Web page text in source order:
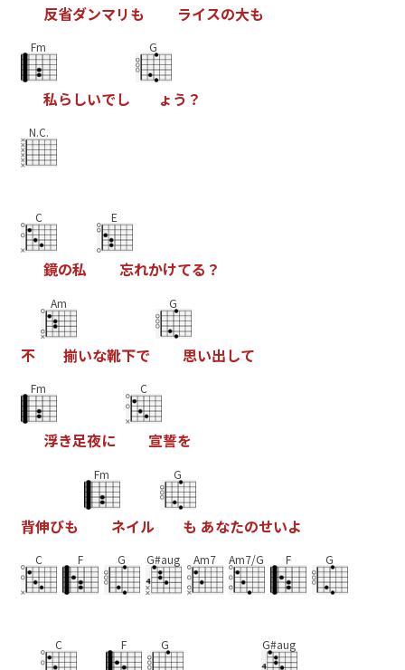
反省ダンマリも ライスの大も
Fm
私ら しいでし
G
ょ う ？
N.C.
C
鏡の私
E
忘れかけてる ？
不
Am
揃いな靴下で
G
思い出して
Fm
浮き足夜に
C
宣誓を
背伸びも
Fm
ネイル
G
も あなたのせいよ
C F G G#aug Am7 Am7/G F G
C F G G#aug